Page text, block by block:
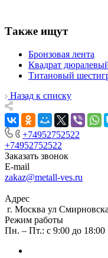
Также ищут
Бронзовая лента
Квадрат
Титановый
Назад к списку
+74952752522
+74952752522
Заказать звонок
E-mail
zakaz@metall-ves.ru
Адрес
г. Москва ул
Режим работы
Пн. – Пт.: с 9:00 до 18:00